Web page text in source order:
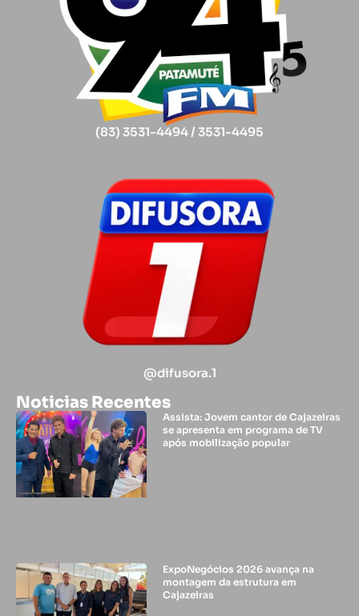
(83) 3531-4494 / 3531-4495
@difusora.1
Noticias Recentes
Assista: Jovem cantor de Cajazeiras
se apresenta em programa de TV
após mobilização popular
ExpoNegócios 2026 avança na
montagem da estrutura em
Cajazeiras